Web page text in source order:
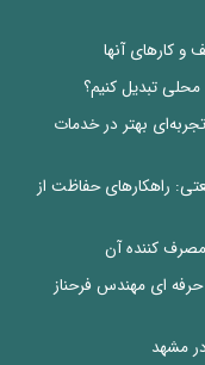
و کارهای آنها
تبدیل کنیم؟
بهتر در خدمات
راهکارهای حفاظت از
کننده آن
ای مهندس فرحناز
مشهد